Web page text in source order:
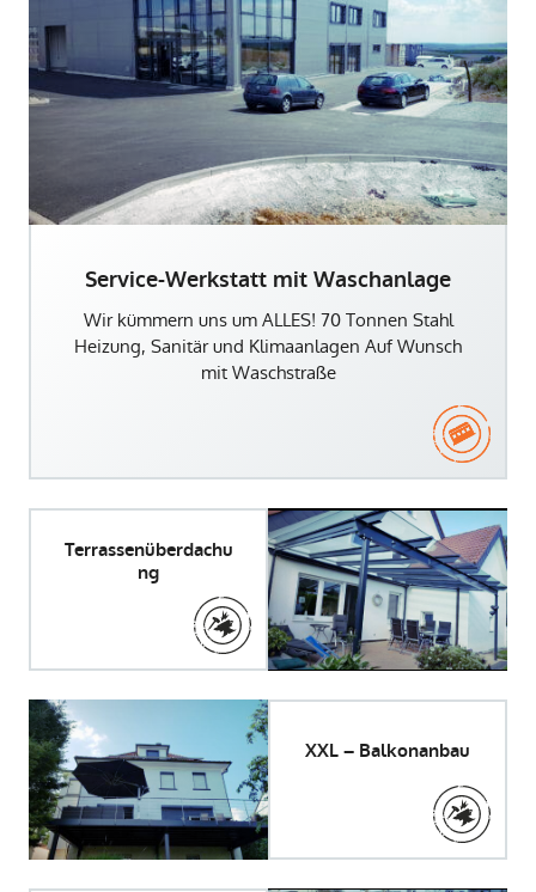
Service-Werkstatt mit Waschanlage
Wir kümmern uns um ALLES! 70 Tonnen Stahl
Heizung, Sanitär und Klimaanlagen Auf Wunsch
mit Waschstraße
Terrassenüberdachu
ng
XXL – Balkonanbau